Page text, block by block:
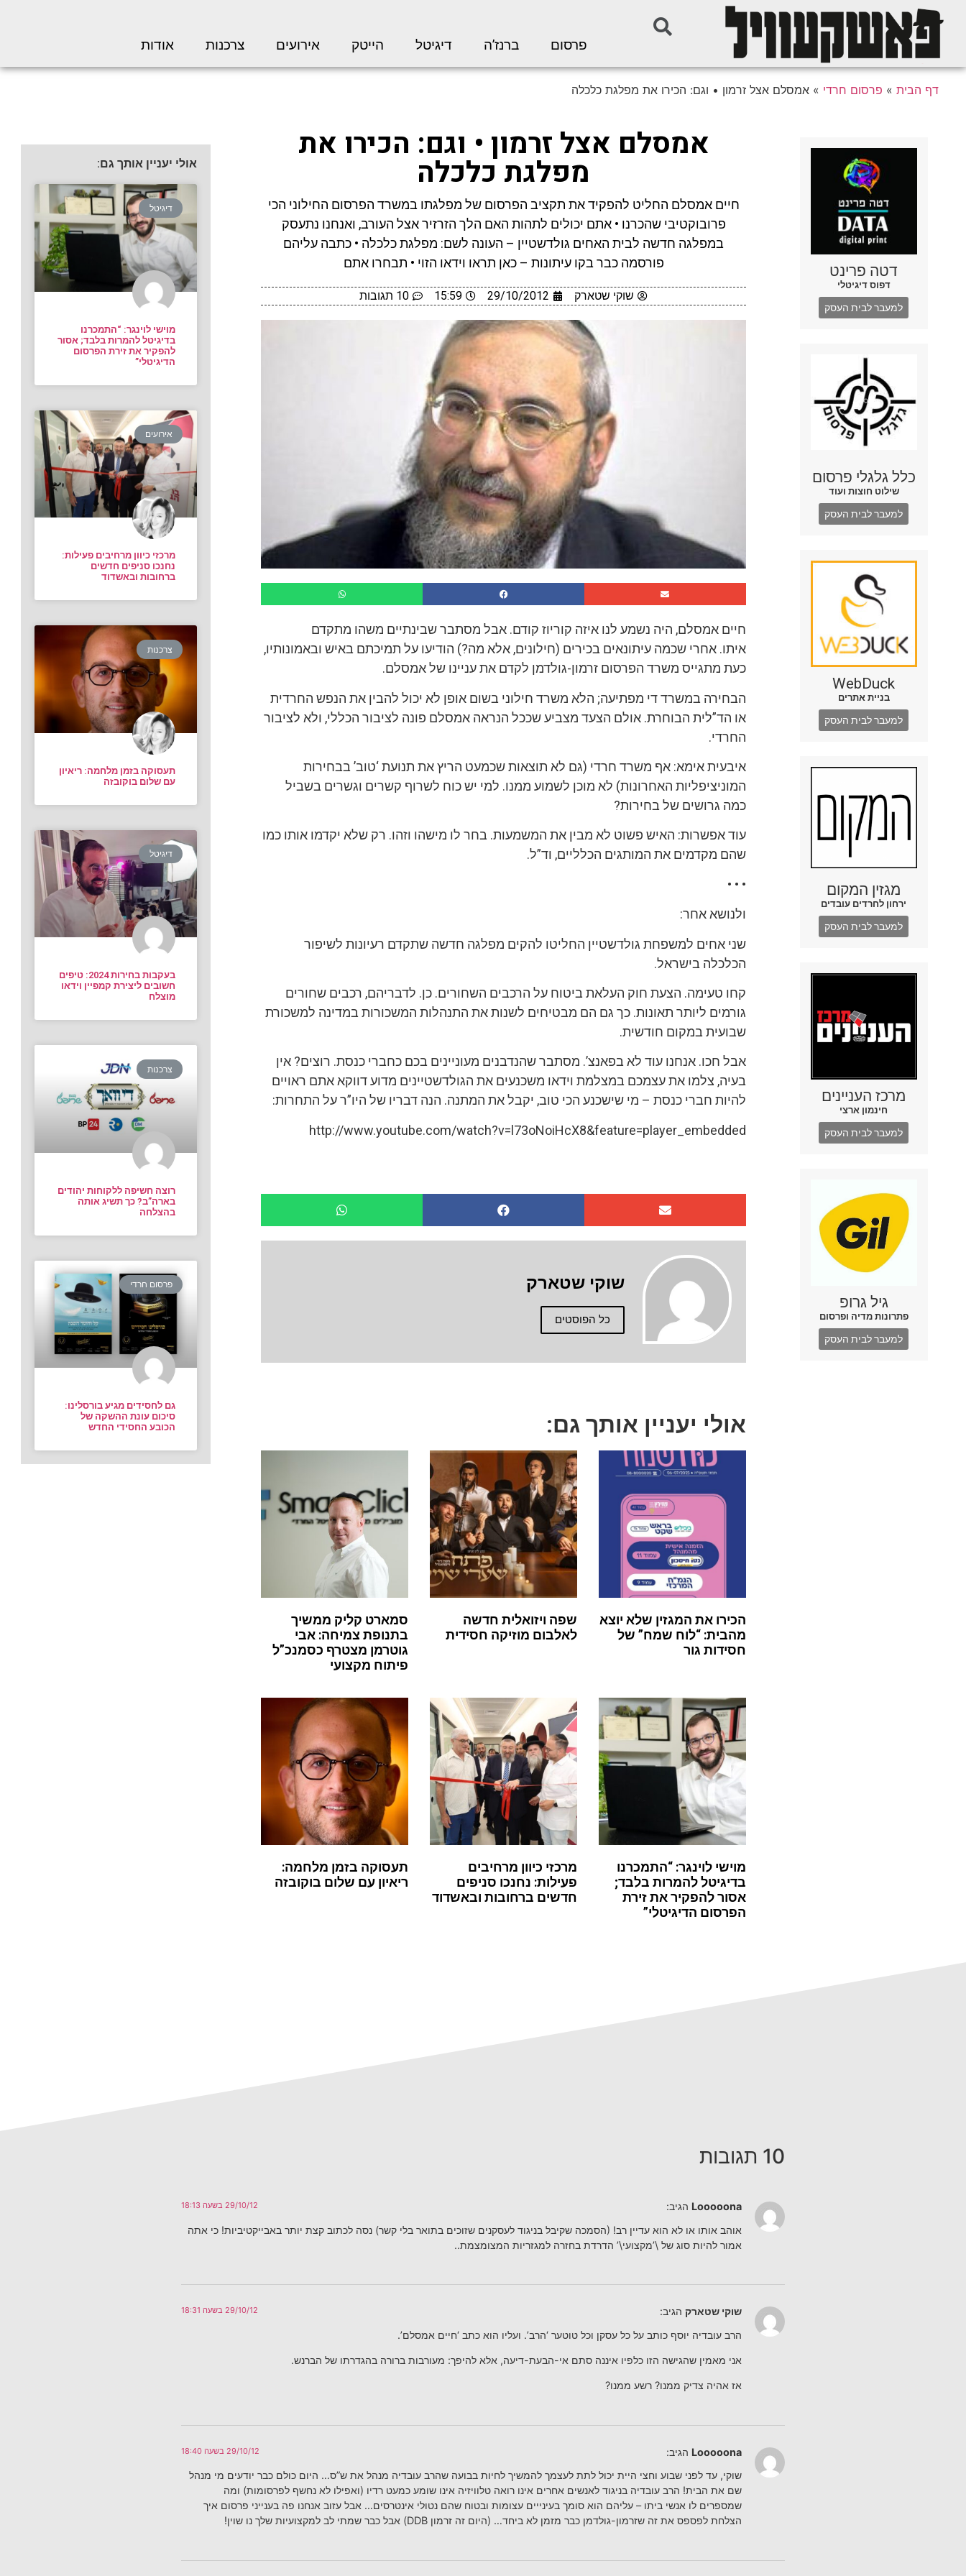
פרסום ברנז’ה דיגיטל הייטק אירועים צרכנות אודות
דף הבית » פרסום חרדי »אמסלם אצל זרמון • וגם: הכירו את מפלגת כלכלה
דטה פרינט
דפוס דיגיטלי
למעבר לבית העסק
כלל גלגלי פרסום
שילוט חוצות ועוד
למעבר לבית העסק
WebDuck
בניית אתרים
למעבר לבית העסק
מגזין המקום
ירחון לחרדים עובדים
למעבר לבית העסק
מרכז העניינים
חינמון ארצי
למעבר לבית העסק
גיל גרופ
פתרונות מדיה ופרסום
למעבר לבית העסק
אמסלם אצל זרמון • וגם: הכירו את
מפלגת כלכלה
חיים אמסלם החליט להפקיד את תקציב הפרסום של מפלגתו במשרד הפרסום החילוני הכי
פרובוקטיבי שהכרנו • אתם יכולים לתהות האם הלך הזרזיר אצל העורב, ואנחנו נתעסק
במפלגה חדשה לבית האחים גולדשטיין – העונה לשם: מפלגת כלכלה • כתבה עליהם
פורסמה כבר בקו עיתונות – כאן תראו וידאו הזוי • תבחרו אתם
שוקי שטארק 29/10/2012
15:59 10 תגובות
חיים אמסלם, היה נשמע לנו איזה קוריוז קודם. אבל מסתבר שבינתיים משהו מתקדם
איתו. אחרי שכמה עיתונאים בכירים (חילונים, אלא מה?) הודיעו על תמיכתם באיש ובאמונותיו,
כעת מתגייס משרד הפרסום זרמון-גולדמן לקדם את עניינו של אמסלם.
הבחירה במשרד די מפתיעה; הלא משרד חילוני בשום אופן לא יכול להבין את הנפש החרדית
או הד”לית הבוחרת. אולם הצעד מצביע שככל הנראה אמסלם פונה לציבור הכללי, ולא לציבור
החרדי.
איבעית אימא: אף משרד חרדי (גם לא תוצאות שכמעט הריץ את תנועת ‘טוב’ בבחירות
המוניציפליות האחרונות) לא מוכן לשמוע ממנו. למי יש כוח לשרוף קשרים וגשרים בשביל
כמה גרושים של בחירות?
עוד אפשרות: האיש פשוט לא מבין את המשמעות. בחר לו מישהו וזהו. רק שלא יקדמו אותו כמו
שהם מקדמים את המותגים הכלליים, וד”ל.
• • •
ולנושא אחר:
שני אחים למשפחת גולדשטיין החליטו להקים מפלגה חדשה שתקדם רעיונות לשיפור
הכלכלה בישראל.
קחו טעימה. הצעת חוק העלאת ביטוח על הרכבים השחורים. כן. לדבריהם, רכבים שחורים
גורמים ליותר תאונות. כך גם הם מבטיחים לשנות את התנהלות המשכורות במדינה למשכורת
שבועית במקום חודשית.
אבל חכו. אנחנו עוד לא בפאנצ’. מסתבר שהנדבנים מעוניינים בכם כחברי כנסת. רוצים? אין
בעיה, צלמו את עצמכם במצלמת וידאו משכנעים את הגולדשטיינים מדוע דווקא אתם ראויים
להיות חברי כנסת – מי שישכנע הכי טוב, יקבל את המתנה. הנה דבריו של היו”ר על התחרות:
http://www.youtube.com/watch?v=l73oNoiHcX8&feature=player_embedded
שוקי שטארק
כל הפוסטים
אולי יעניין אותך גם:
הכירו את המגזין שלא יוצא
מהבית: “לוח שמח” של
חסידות גור
שפה ויזואלית חדשה
לאלבום מוזיקה חסידית
סמארט קליק ממשיך
בתנופת צמיחה: אבי
גוטרמן מצטרף כסמנכ”ל
פיתוח מקצועי
מוישי לוינגר: “התמכרנו
בדיגיטל להמרות בלבד;
אסור להפקיר את זירת
הפרסום הדיגיטלי”
מרכזי כיוון מרחיבים
פעילות: נחנכו סניפים
חדשים ברחובות ובאשדוד
תעסוקה בזמן מלחמה:
ריאיון עם שלום בוקובזה
אולי יעניין אותך גם:
דיגיטל
מוישי לוינגר: “התמכרנו
בדיגיטל להמרות בלבד; אסור
להפקיר את זירת הפרסום
הדיגיטלי”
אירועים
מרכזי כיוון מרחיבים פעילות:
נחנכו סניפים חדשים
ברחובות ובאשדוד
צרכנות
תעסוקה בזמן מלחמה: ריאיון
עם שלום בוקובזה
דיגיטל
בעקבות בחירות 2024: טיפים
חשובים ליצירת קמפיין וידאו
מוצלח
צרכנות
רוצה חשיפה ללקוחות יהודים
בארה”ב? כך תשיג אותה
בהצלחה
פרסום חרדי
גם לחסידים מגיע בורסלינו:
סיכום עונת ההשקה של
הכובע החסידי החדש
10 תגובות
Looooona הגיב: 29/10/12 בשעה 18:13
אוהב אותו או לא הוא עדיין רב! (הסמכה שקיבל בניגוד לעסקנים שזוכים בתואר בלי קשר) נסה לכתוב קצת יותר באבייקטיביות! כי אתה
אמור להיות סוג של \’מקצועי\’ הדרדת בחזרה למגזריות המצומצמת..
שוקי שטארק הגיב: 29/10/12 בשעה 18:31
הרב עובדיה יוסף כותב על כל עסקן וכל טוטער ‘הרב’. ועליו הוא כתב ‘חיים אמסלם’.
אני מאמין שהגישה הזו כלפיו איננה סתם אי-הבעת-דיעה, אלא להיפך: מעורבות ברורה בהגדרתו של הברנש.
אז אהיה צדיק ממנו? רשע ממנו?
Looooona הגיב: 29/10/12 בשעה 18:40
שוקי, עד לפני שבוע וחצי היית יכול לתת לעצמך להמשיך לחיות בבועה שהרב עובדיה מנהל את ש”ס… היום כולם כבר יודעים מי מנהל
שם את הבית! הרב עובדיה בניגוד לאנשים אחרים אינו רואה טלוויזיה אינו שומע כמעט רדיו (ואפילו לא נחשף לפרסומות) ומה
שמספרים לו אנשי ביתו – עליהם הוא סומך בעינייים עצומות ובטוח שהם נטולי אינטרסים… אבל עזוב אנחנו פה בענייני פרסום איך
הצלחת לפספס את זה שזרמון-גולדמן כבר מזמן לא ביחד… (היום זה זרמון DDB) אבל כבר שמתי לב למקצועיות שלך נו שוין!